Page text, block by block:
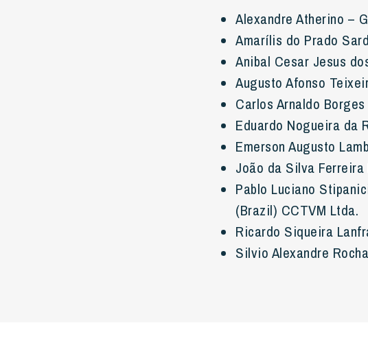
Alexandre Atherino –
Amarílis do Prado
Anibal Cesar Jesus
Augusto Afonso
Carlos Arnaldo
Eduardo Nogueira da
Emerson Augusto
João da Silva
Pablo Luciano
(Brazil) CCTVM Ltda.
Ricardo Siqueira
Silvio Alexandre